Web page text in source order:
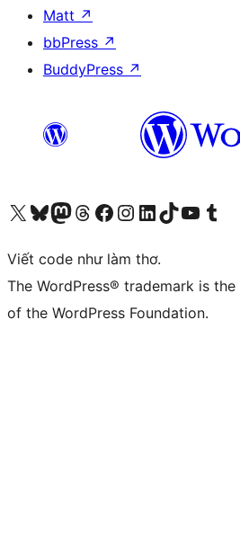
Matt ↗
bbPress ↗
BuddyPress ↗
Truy cập tài khoản X (trước đây là Twitter) của chúng tôiVisit our Bluesky account
Visit our Mastodon account
Visit our Threads account
Xem trang Facebook của chúng tôiTruy cập tài khoản Instagram của chúng tôiTruy cập tài khoản LinkedIn của chúng tôiVisit our TikTok account
Truy cập kênh YouTube của chúng tôi Visit our
Viết code như làm thơ.
The WordPress® trademark is
of the WordPress Foundation.